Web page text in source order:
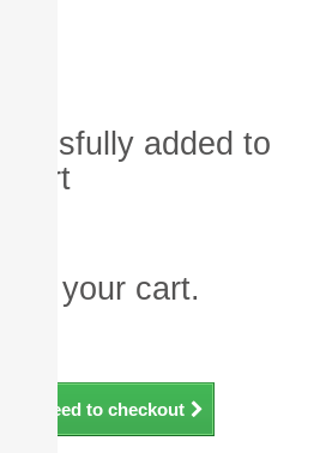
added to
cart
in your cart.
Proceed to checkout